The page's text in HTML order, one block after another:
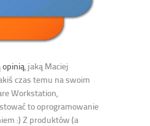
opinią , jaką Maciej
czas temu na swoim
Workstation,
to oprogramowanie
:) Z produktów (a